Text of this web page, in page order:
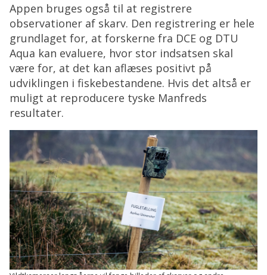
Appen bruges også til at registrere
observationer af skarv. Den registrering er hele
grundlaget for, at forskerne fra DCE og DTU
Aqua kan evaluere, hvor stor indsatsen skal
være for, at det kan aflæses positivt på
udviklingen i fiskebestandene. Hvis det altså er
muligt at reproducere tyske Manfreds
resultater.